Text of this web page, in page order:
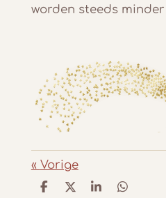
worden steeds minder
« Vorige
D
D
S
D